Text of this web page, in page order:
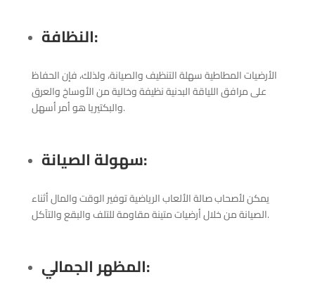
النظافة:
الأرضيات المطاطية سهلة التنظيف والصيانة، ولذلك، فإن الحفاظ
على مرافق اللياقة البدنية نظيفة وخالية من الأوساخ والعرق
والبكتيريا هو أمر أسهل.
سهولة الصيانة:
يمكن لأصحاب صالة الألعاب الرياضية توفير الوقت والمال أثناء
الصيانة من خلال أرضيات متينة مقاومة للتلف والبقع والتآكل.
المظهر الجمالي: